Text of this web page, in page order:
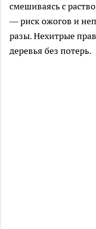
смешиваясь с
— риск ожогов и
разы. Нехитрые
деревья без потерь.